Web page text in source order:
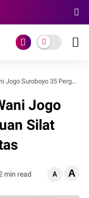
Perguruan Silat Siap Jaga Kondusifitas
Jogo
Silat
min read A A